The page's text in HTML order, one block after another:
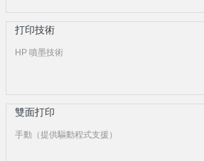
打印技術
HP 噴墨技術
雙面打印
手動（提供驅動程式支援）